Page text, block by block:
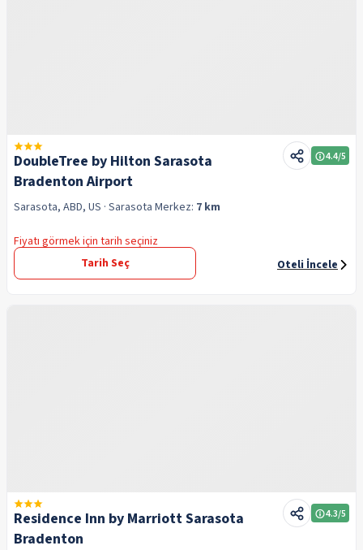
DoubleTree by Hilton Sarasota
Bradenton Airport
4.4/5
Sarasota, ABD, US · Sarasota Merkez: 7 km
Fiyatı görmek için tarih seçiniz
Tarih Seç
Oteli İncele
Residence Inn by Marriott Sarasota
Bradenton
4.3/5